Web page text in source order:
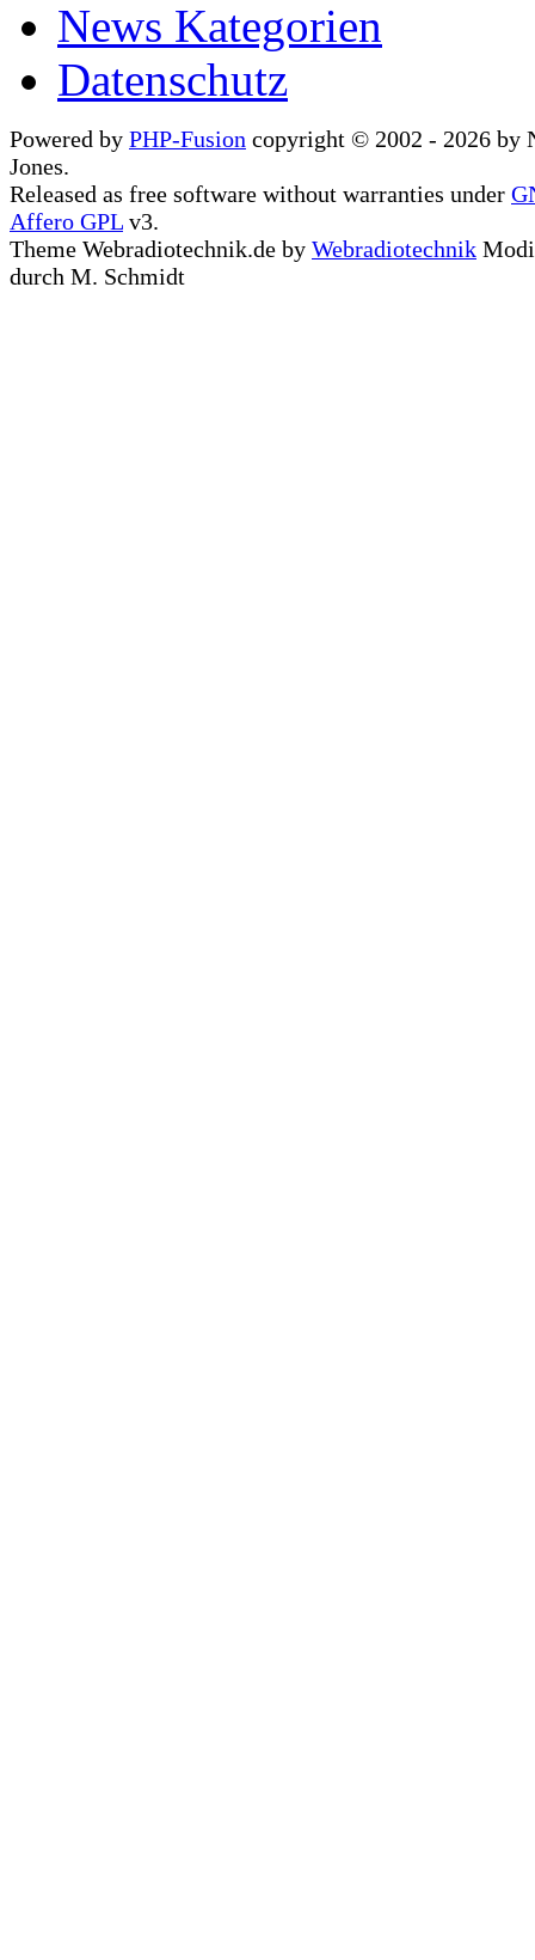
News Kategorien
Datenschutz
Powered by PHP-Fusion copyright © 2002 - 2026 by
Jones.
Released as free software without warranties under
Affero GPL v3.
Theme Webradiotechnik.de by Webradiotechnik
durch M. Schmidt